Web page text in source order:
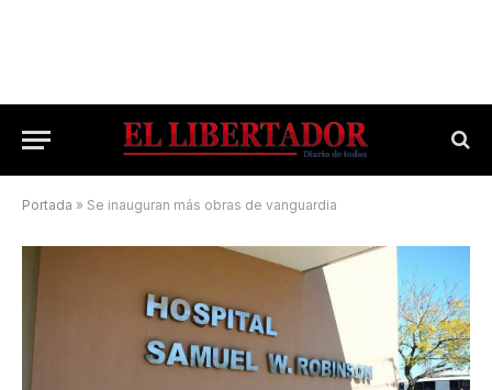
Portada » Se inauguran más obras de vanguardia